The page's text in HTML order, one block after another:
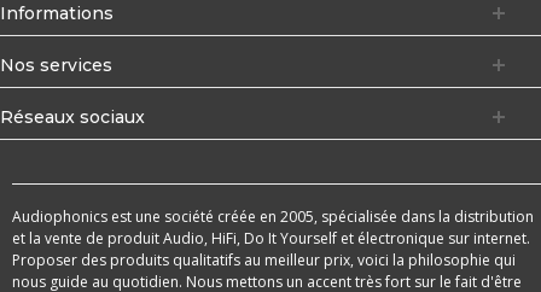
Informations
Nos services
Réseaux sociaux
Audiophonics est une société créée en 2005, spécialisée dans la distribution
et la vente de produit Audio, HiFi, Do It Yourself et électronique sur internet.
Proposer des produits qualitatifs au meilleur prix, voici la philosophie qui
nous guide au quotidien. Nous mettons un accent très fort sur le fait d'être